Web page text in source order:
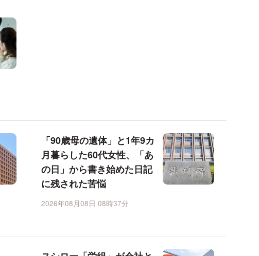
「90歳母の遺体」と1年9カ
月暮らした60代女性、「あ
の日」から書き始めた日記
に残された苦悩
2026年08月08日 08時37分